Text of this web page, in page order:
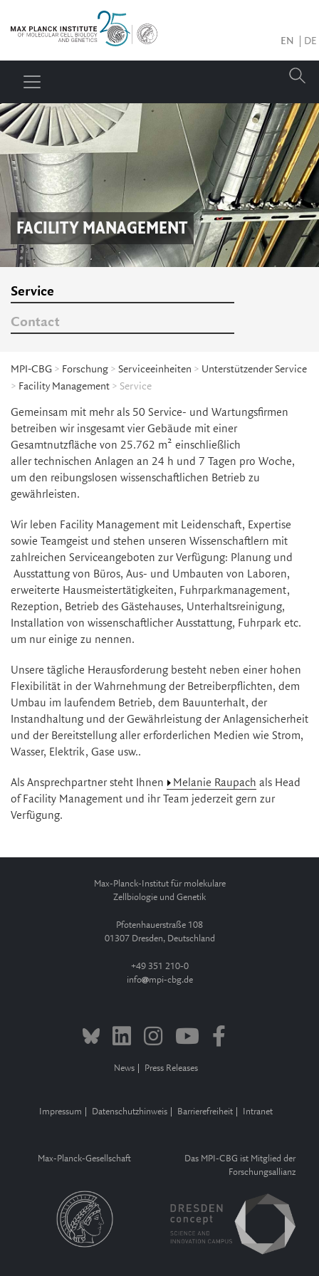
EN DE
FACILITY MANAGEMENT
Service
Contact
MPI-CBG > Forschung > Serviceeinheiten > Unterstützender Service
> Facility Management > Service
Gemeinsam mit mehr als 50 Service- und Wartungsfirmen
betreiben wir insgesamt vier Gebäude mit einer
Gesamtnutzfläche von 25.762 m² einschließlich
aller technischen Anlagen an 24 h und 7 Tagen pro Woche,
um den reibungslosen wissenschaftlichen Betrieb zu
gewährleisten.
Wir leben Facility Management mit Leidenschaft, Expertise
sowie Teamgeist und stehen unseren Wissenschaftlern mit
zahlreichen Serviceangeboten zur Verfügung: Planung und
Ausstattung von Büros, Aus- und Umbauten von Laboren,
erweiterte Hausmeistertätigkeiten, Fuhrparkmanagement,
Rezeption, Betrieb des Gästehauses, Unterhaltsreinigung,
Installation von wissenschaftlicher Ausstattung, Fuhrpark etc.
um nur einige zu nennen.
Unsere tägliche Herausforderung besteht neben einer hohen
Flexibilität in der Wahrnehmung der Betreiberpflichten, dem
Umbau im laufendem Betrieb, dem Bauunterhalt, der
Instandhaltung und der Gewährleistung der Anlagensicherheit
und der Bereitstellung aller erforderlichen Medien wie Strom,
Wasser, Elektrik, Gase usw..
Als Ansprechpartner steht Ihnen Melanie Raupach als Head
of Facility Management und ihr Team jederzeit gern zur
Verfügung.
Max-Planck-Institut für molekulare
Zellbiologie und Genetik
Pfotenhauerstraße 108
01307 Dresden, Deutschland
+49 351 210-0
info
mpi-cbg.de
News Press Releases
Impressum Datenschutzhinweis Barrierefreiheit Intranet
Max-Planck-Gesellschaft
Das MPI-CBG ist Mitglied der
Forschungsallianz